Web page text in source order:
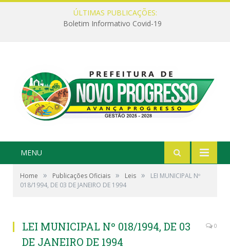
ÚLTIMAS PUBLICAÇÕES:
Boletim Informativo Covid-19
MENU
Home » Publicações Oficiais » Leis »
LEI MUNICIPAL Nº
018/1994, DE 03 DE JANEIRO DE 1994
LEI MUNICIPAL Nº 018/1994, DE 03
DE JANEIRO DE 1994
0